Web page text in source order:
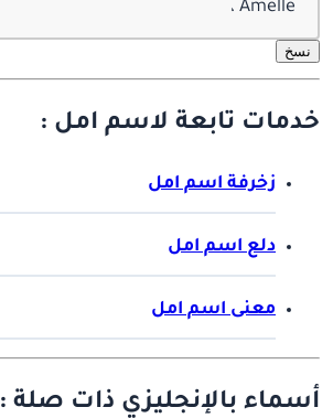
، Amelle
نسخ
خدمات تابعة لاسم امل :
زخرفة اسم امل
دلع اسم امل
معنى اسم امل
أسماء بالإنجليزي ذات صلة :